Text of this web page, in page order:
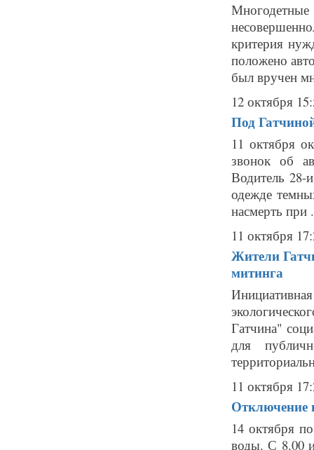
критерия
положено
был вручен
12 октября
Под
11 октября
звонок об
Водитель 28-
одежде
насмерть при
11 октября
Жители
митинга
Гатчина"
для
11 октября
Отключение
14 октября
воды. С 8.00